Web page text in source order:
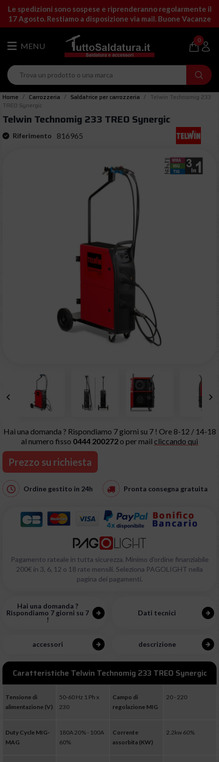
Le spedizioni sono sospese e riprenderanno regolarmente il
17 Agosto. Restiamo a disposizione via mail. Buone Vacanze
0
Home Carrozzeria Saldatrice per carrozzeria
Telwin Technomig 233
TREO Synergic
Telwin Technomig 233 TREO Synergic
Riferimento 816965
 
Hai una domanda ? Rispondiamo 7 giorni su 7 ! Ore 8-12 / 14-18
al numero fisso 0444 200272 o per mail cliccando qui
Prezzo su richiesta
Ordine gestito in 24h Pronta consegna gratuita
Hai una domanda ?
Rispondiamo 7 giorni su 7
!
Dati tecnici
accessori descrizione
Pagamento rateale in tutta sicurezza. Minimo d'ordine finanziabile
200€ in 3, 6, 12 o 18 rate mensili. Seleziona PAGOLIGHT nella
pagina dei pagamenti.
Caratteristiche Telwin Technomig 233 TREO Synergic
Tensione di
alimentazione (V)
50-60 Hz 1 Ph x
230
Campo di
regolazione MIG
20 - 220
Duty Cycle MIG-
MAG
180A 20% - 100A
60%
Corrente
assorbita (KW)
2.2kw 60%